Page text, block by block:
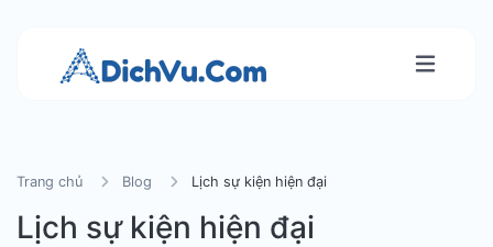
Trang chủ Blog Lịch sự kiện hiện đại
Lịch sự kiện hiện đại